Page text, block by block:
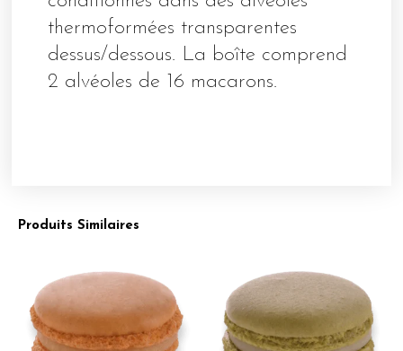
thermoformées transparentes
dessus/dessous. La boîte comprend
2 alvéoles de 16 macarons.
Produits Similaires